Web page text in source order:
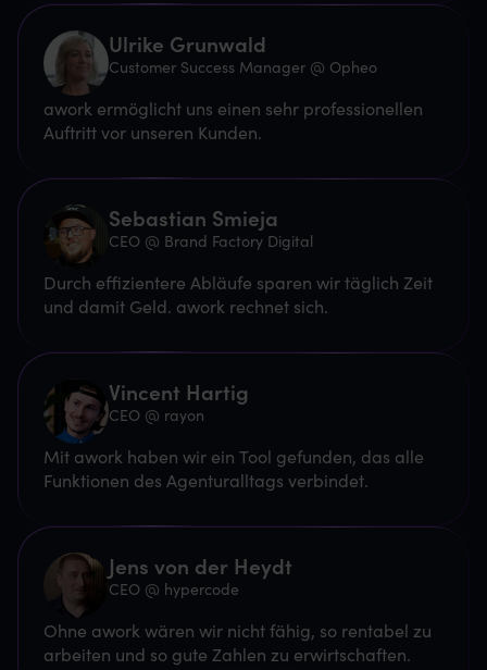
Ulrike Grunwald
Customer Success Manager @ Opheo
awork ermöglicht uns einen sehr professionellen
Auftritt vor unseren Kunden.
Sebastian Smieja
CEO @ Brand Factory Digital
Durch effizientere Abläufe sparen wir täglich Zeit
und damit Geld. awork rechnet sich.
Vincent Hartig
CEO @ rayon
Mit awork haben wir ein Tool gefunden, das alle
Funktionen des Agenturalltags verbindet.
Jens von der Heydt
CEO @ hypercode
Ohne awork wären wir nicht fähig, so rentabel zu
arbeiten und so gute Zahlen zu erwirtschaften.